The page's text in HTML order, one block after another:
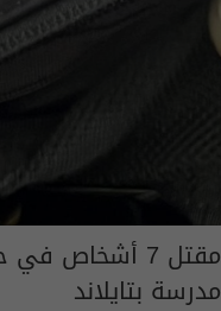
مقتل 7 أشخاص
مدرسة بتايلاند